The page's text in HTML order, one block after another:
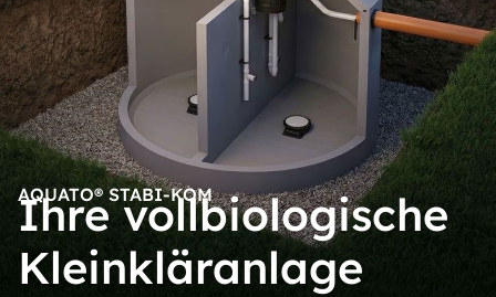
AQUATO® STABI-KOM
Ihre vollbiologische
Kleinkläranlage